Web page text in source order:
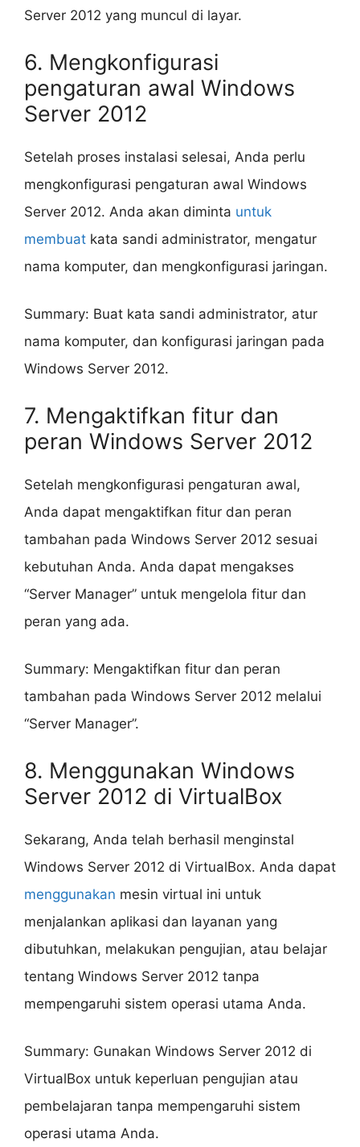
Server 2012 yang muncul di layar.
6. Mengkonfigurasi
pengaturan awal Windows
Server 2012
Setelah proses instalasi selesai, Anda perlu
mengkonfigurasi pengaturan awal Windows
Server 2012. Anda akan diminta untuk
membuat kata sandi administrator, mengatur
nama komputer, dan mengkonfigurasi jaringan.
Summary: Buat kata sandi administrator, atur
nama komputer, dan konfigurasi jaringan pada
Windows Server 2012.
7. Mengaktifkan fitur dan
peran Windows Server 2012
Setelah mengkonfigurasi pengaturan awal,
Anda dapat mengaktifkan fitur dan peran
tambahan pada Windows Server 2012 sesuai
kebutuhan Anda. Anda dapat mengakses
“Server Manager” untuk mengelola fitur dan
peran yang ada.
Summary: Mengaktifkan fitur dan peran
tambahan pada Windows Server 2012 melalui
“Server Manager”.
8. Menggunakan Windows
Server 2012 di VirtualBox
Sekarang, Anda telah berhasil menginstal
Windows Server 2012 di VirtualBox. Anda dapat
menggunakan mesin virtual ini untuk
menjalankan aplikasi dan layanan yang
dibutuhkan, melakukan pengujian, atau belajar
tentang Windows Server 2012 tanpa
mempengaruhi sistem operasi utama Anda.
Summary: Gunakan Windows Server 2012 di
VirtualBox untuk keperluan pengujian atau
pembelajaran tanpa mempengaruhi sistem
operasi utama Anda.